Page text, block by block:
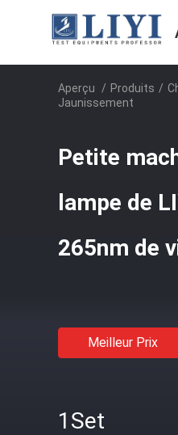
Aperçu / Produits /
Jaunissement
Petite
lampe de
265nm de
Meilleur Prix
1Set